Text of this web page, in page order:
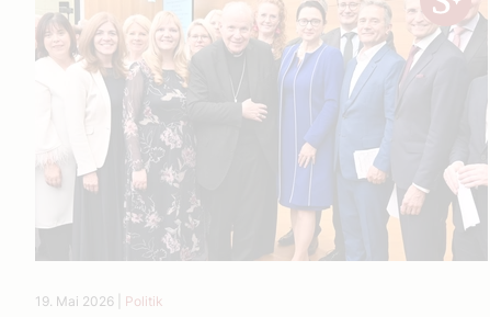
19. Mai 2026 Politik